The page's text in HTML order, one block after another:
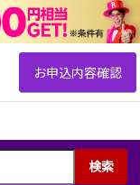
検索